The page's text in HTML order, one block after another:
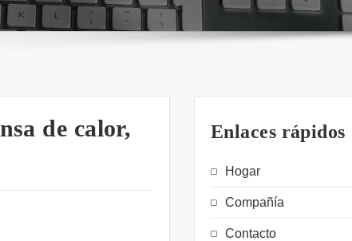
de calor,
Enlaces rápidos
Hogar
Compañía
Contacto